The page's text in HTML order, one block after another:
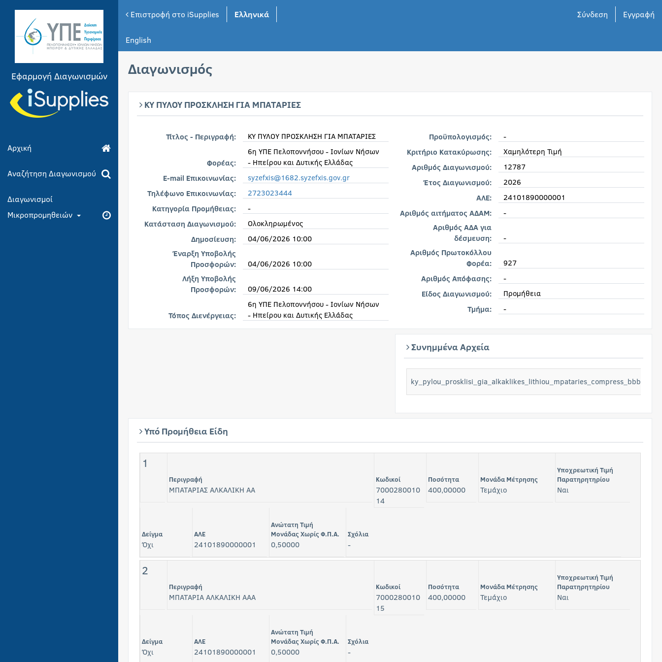
Εφαρμογή Διαγωνισμών
Αρχική
Αναζήτηση Διαγωνισμού
Διαγωνισμοί
Μικροπρομηθειών
Επιστροφή στο iSupplies Ελληνικά
English
Εγγραφή
Σύνδεση
Διαγωνισμός
ΚΥ ΠΥΛΟΥ ΠΡΟΣΚΛΗΣΗ ΓΙΑ ΜΠΑΤΑΡΙΕΣ
Τίτλος - Περιγραφή: ΚΥ ΠΥΛΟΥ ΠΡΟΣΚΛΗΣΗ ΓΙΑ ΜΠΑΤΑΡΙΕΣ
Φορέας:
6η ΥΠΕ Πελοποννήσου - Ιονίων Νήσων
- Ηπείρου και Δυτικής Ελλάδας
E-mail Επικοινωνίας:
syzefxis@1682.syzefxis.gov.gr
Τηλέφωνο Επικοινωνίας:
2723023444
Κατηγορία Προμήθειας:
-
Κατάσταση Διαγωνισμού:
Ολοκληρωμένος
Δημοσίευση:
04/06/2026 10:00
Έναρξη Υποβολής
Προσφορών:
04/06/2026 10:00
Λήξη Υποβολής
Προσφορών:
09/06/2026 14:00
Τόπος Διενέργειας:
6η ΥΠΕ Πελοποννήσου - Ιονίων Νήσων
- Ηπείρου και Δυτικής Ελλάδας
Προϋπολογισμός:
-
Κριτήριο Κατακύρωσης:
Χαμηλότερη Τιμή
Αριθμός Διαγωνισμού:
12787
Έτος Διαγωνισμού:
2026
ΑΛΕ:
24101890000001
Αριθμός αιτήματος ΑΔΑΜ:
-
Αριθμός ΑΔΑ για
δέσμευση:
-
Αριθμός Πρωτοκόλλου
Φορέα:
927
Αριθμός Απόφασης:
-
Είδος Διαγωνισμού:
Προμήθεια
Τμήμα:
-
Συνημμένα Αρχεία
Υπό Προμήθεια Είδη
1
Περιγραφή
ΜΠΑΤΑΡΙΑΣ ΑΛΚΑΛΙΚΗ ΑΑ
Κωδικοί
7000280010
14
Ποσότητα
400,00000
Μονάδα Μέτρησης
Τεμάχιο
Υποχρεωτική Τιμή
Παρατηρητηρίου
Ναι
Δείγμα
Όχι
ΑΛΕ
24101890000001
Ανώτατη Τιμή
Μονάδας Χωρίς Φ.Π.Α.
0,50000
Σχόλια
-
2
Περιγραφή
ΜΠΑΤΑΡΙΑ ΑΛΚΑΛΙΚΗ ΑΑΑ
Κωδικοί
7000280010
15
Ποσότητα
400,00000
Μονάδα Μέτρησης
Τεμάχιο
Υποχρεωτική Τιμή
Παρατηρητηρίου
Ναι
Δείγμα
Όχι
ΑΛΕ
24101890000001
Ανώτατη Τιμή
Μονάδας Χωρίς Φ.Π.Α.
0,50000
Σχόλια
-